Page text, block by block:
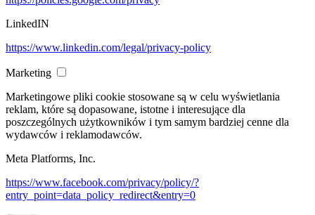
LinkedIN
https://www.linkedin.com/legal/privacy-policy
Marketing
Marketingowe pliki cookie stosowane są w celu wyświetlania
reklam, które są dopasowane, istotne i interesujące dla
poszczególnych użytkowników i tym samym bardziej cenne dla
wydawców i reklamodawców.
Meta Platforms, Inc.
https://www.facebook.com/privacy/policy/?
entry_point=data_policy_redirect&entry=0